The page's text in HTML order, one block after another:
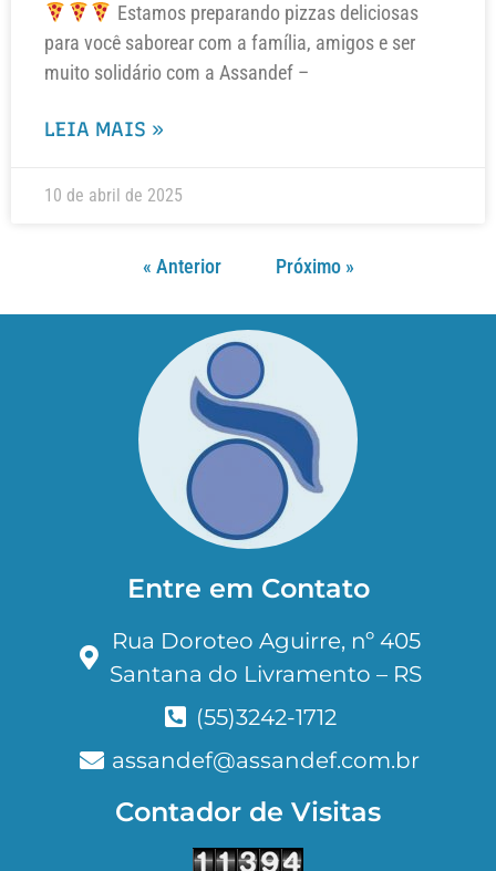
Estamos preparando pizzas deliciosas
para você saborear com a família, amigos e ser
muito solidário com a Assandef –
LEIA MAIS »
10 de abril de 2025
« Anterior Próximo »
Entre em Contato
Rua Doroteo Aguirre, nº 405
Santana do Livramento – RS
(55)3242-1712
assandef@assandef.com.br
Contador de Visitas